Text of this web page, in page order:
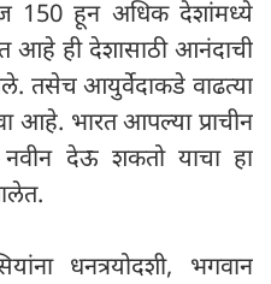
150 हून अधिक देशांमध्ये
आहे ही देशासाठी आनंदाची
तसेच आयुर्वेदाकडे वाढत्या
आहे. भारत आपल्या प्राचीन
देऊ शकतो याचा हा
धनत्रयोदशी, भगवान